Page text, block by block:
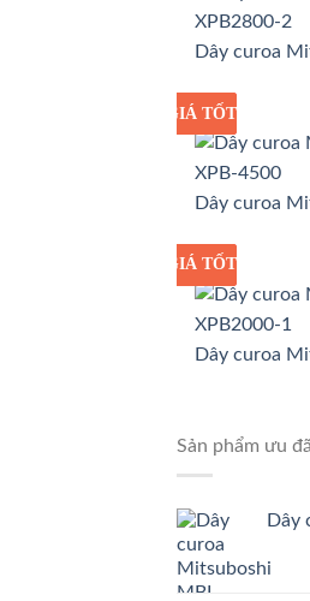
Dây curoa
GIÁ SỈ
GIÁ TỐT
Dây curoa
GIÁ SỈ
GIÁ TỐT
Dây curoa
Sản phẩm ưu
Dây